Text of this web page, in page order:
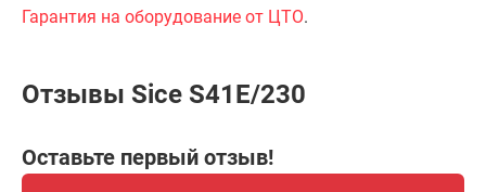
Гарантия на оборудование от ЦТО.
Отзывы Sice S41E/230
Оставьте первый отзыв!